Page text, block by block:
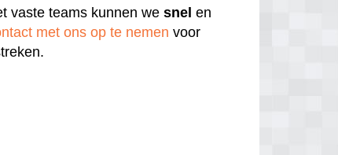
vaste teams kunnen wesnel en
met ons op te nemen voor